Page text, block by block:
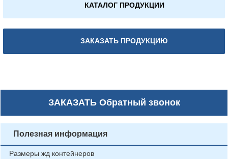
КАТАЛОГ ПРОДУКЦИИ
ЗАКАЗАТЬ ПРОДУКЦИЮ
ЗАКАЗАТЬОбратный звонок
Полезная информация
Размеры жд контейнеров